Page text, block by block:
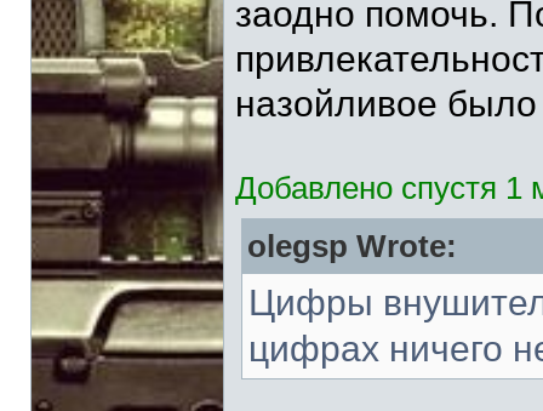
заодно помочь.
назойливое было
Добавлено спустя 1
olegsp Wrote:
Цифры
цифрах ничего